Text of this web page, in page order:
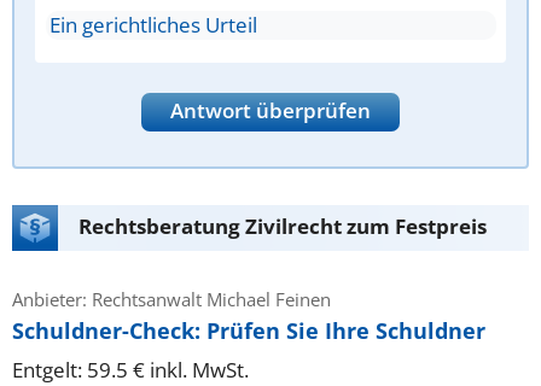
Ein gerichtliches Urteil
Antwort überprüfen
Rechtsberatung Zivilrecht zum Festpreis
Anbieter: Rechtsanwalt Michael Feinen
Schuldner-Check: Prüfen Sie Ihre Schuldner
Entgelt: 59.5 € inkl. MwSt.